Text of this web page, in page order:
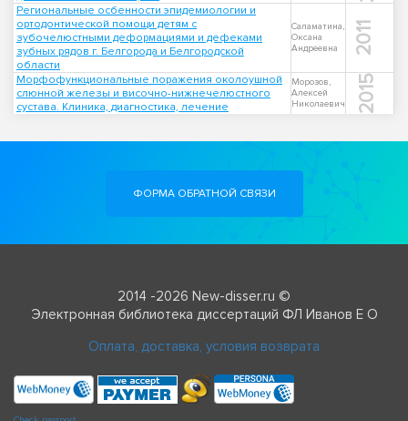
Региональные осбенности эпидемиологии и
ортодонтической помощи детям с
зубочелюстными деформациями и дефеками
зубных рядов г. Белгорода и Белгородской
области
Саламатина,
Оксана
Андреевна
2011
Морфофункциональные поражения околоушной
слюнной железы и височно-нижнечелюстного
сустава. Клиника, диагностика, лечение
Морозов,
Алексей
Николаевич
2015
ФОРМА ОБРАТНОЙ СВЯЗИ
2014 -2026 New-disser.ru ©
Электронная библиотека диссертаций ФЛ Иванов Е О
Оплата, доставка, условия возврата